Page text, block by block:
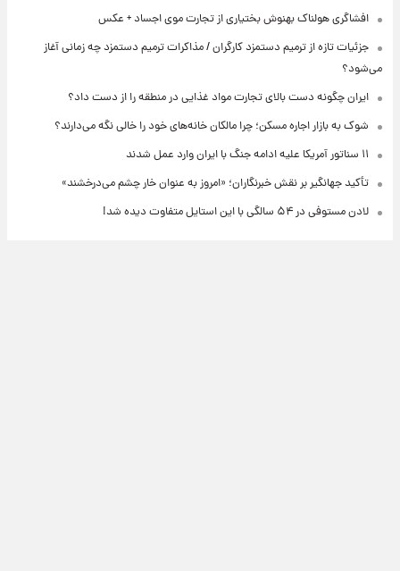
افشاگری هولناک بهنوش بختیاری از تجارت موی اجساد + عکس
جزئیات تازه از ترمیم دستمزد کارگران / مذاکرات ترمیم دستمزد چه زمانی آغاز
می‌شود؟
ایران چگونه دست بالای تجارت مواد غذایی در منطقه را از دست داد؟
شوک به بازار اجاره مسکن؛ چرا مالکان خانه‌های خود را خالی نگه می‌دارند؟
۱۱ سناتور آمریکا علیه ادامه جنگ با ایران وارد عمل شدند
تأکید جهانگیر بر نقش خبرنگاران؛ «امروز به عنوان خار چشم می‌درخشند»
لادن مستوفی در ۵۴ سالگی با این استایل متفاوت دیده شد!